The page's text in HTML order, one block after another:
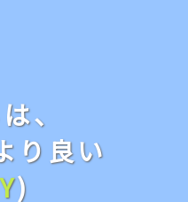
、
り良い
)